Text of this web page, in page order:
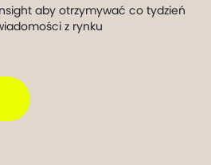
aby otrzymywać co tydzień
z rynku